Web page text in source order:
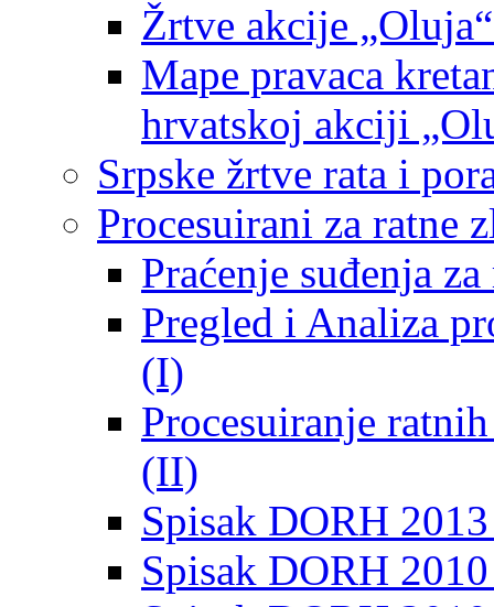
Žrtve akcije
Mape pravaca
hrvatskoj akciji
Srpske žrtve rata i
Procesuirani za ratne
Praćenje suđenja
Pregled i Analiza
(I)
Procesuiranje
(II)
Spisak DORH
Spisak DORH